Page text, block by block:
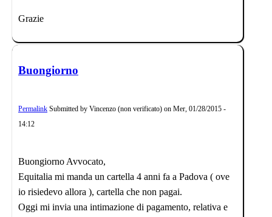
Grazie
Buongiorno
Permalink Submitted by Vincenzo (non verificato) on Mer, 01/28/2015 -
14:12
Buongiorno Avvocato,
Equitalia mi manda un cartella 4 anni fa a Padova ( ove
io risiedevo allora ), cartella che non pagai.
Oggi mi invia una intimazione di pagamento, relativa e